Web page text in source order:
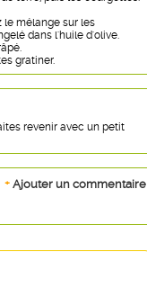
le mélange sur les
dans l'huile d'olive.
gratiner.
revenir avec un petit
+ Ajouter un commentaire